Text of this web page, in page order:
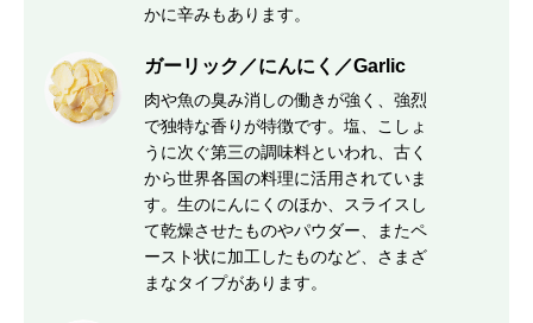
かに辛みもあります。
ガーリック／にんにく／Garlic
肉や魚の臭み消しの働きが強く、強烈
で独特な香りが特徴です。塩、こしょ
うに次ぐ第三の調味料といわれ、古く
から世界各国の料理に活用されていま
す。生のにんにくのほか、スライスし
て乾燥させたものやパウダー、またペ
ースト状に加工したものなど、さまざ
まなタイプがあります。